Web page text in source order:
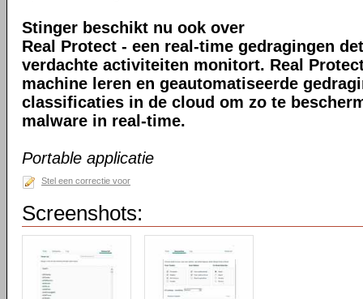
Stinger beschikt nu ook over
Real Protect - een real-time gedragingen
verdachte activiteiten monitort. Real
machine leren en geautomatiseerde
classificaties in de cloud om zo te
malware in real-time.
Portable applicatie
Stel een correctie voor
Screenshots: